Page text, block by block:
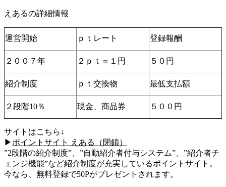
えあるの詳細情報
運営開始 ｐｔレート 登録報酬
２００７年 ２ｐｔ＝１円 ５０円
紹介制度 ｐｔ交換物 最低支払額
２段階10％ 現金、商品券 ５００円
サイトはこちら↓
▶ ポイントサイト えある（閉鎖）
”2段階の紹介制度”、”自動紹介者付与システム”、”紹介者チ
ェンジ機能”など紹介制度が充実しているポイントサイト。
今なら、無料登録で50Pがプレゼントされます。